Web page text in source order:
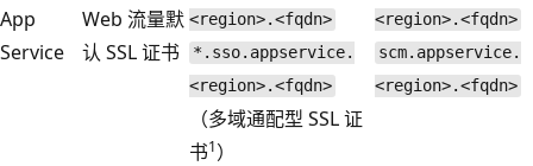
App
Service
Web 流量默
认 SSL 证书
<region>.<fqdn>
*.sso.appservice.
<region>.<fqdn>
（多域通配型 SSL 证
书1）
<region>.<fqdn>
scm.appservice.
<region>.<fqdn>